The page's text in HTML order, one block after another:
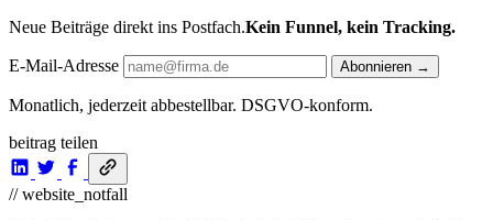
Neue Beiträge direkt ins Postfach.Kein Funnel, kein Tracking.
E-Mail-Adresse Abonnieren →
Monatlich, jederzeit abbestellbar. DSGVO-konform.
beitrag teilen
// website_notfall